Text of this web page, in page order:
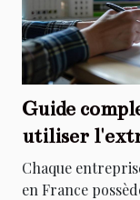
Guide
utiliser
Chaque
en France